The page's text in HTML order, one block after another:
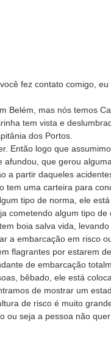
fez contato comigo,
Belém, mas nós temos
tem vista e
dos Portos.
Então logo que
que gerou
a partir daqueles
tem uma carteira para
tipo de norma, ele
cometendo algum tipo
boia salva vida,
a embarcação em risco
flagrantes por estarem
de embarcação
bêbado, ele está
de mostrar um
de risco é muito
ou seja a pessoa não